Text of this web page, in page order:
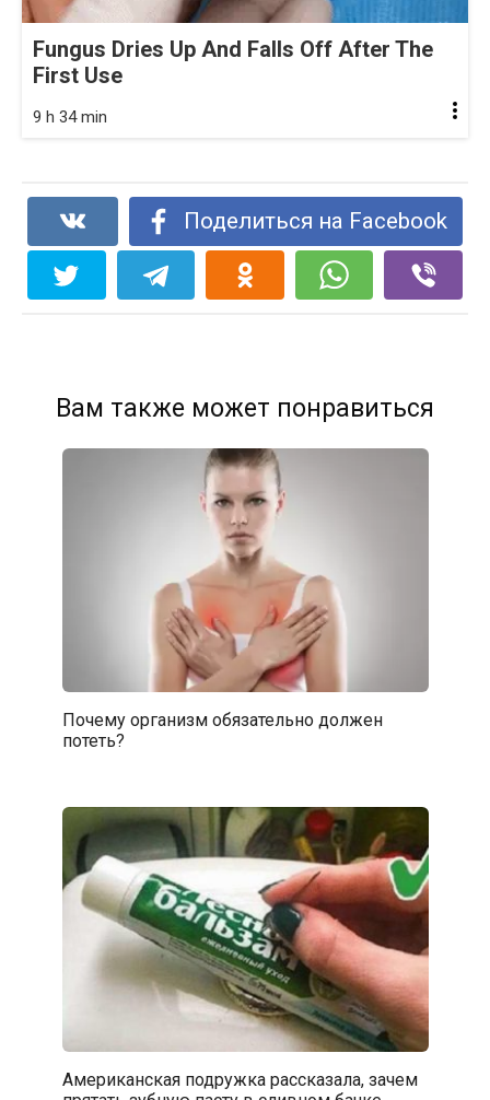
Fungus Dries Up And Falls Off After The
First Use
9 h 34 min
Поделиться на Facebook
Вам также может понравиться
Почему организм обязательно должен
потеть?
Американская подружка рассказала, зачем